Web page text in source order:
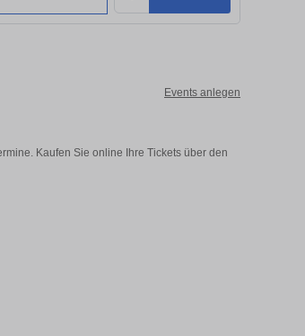
Events anlegen
Kaufen Sie online Ihre Tickets über den